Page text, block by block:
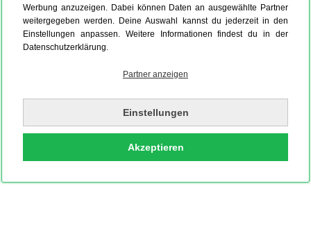
Werbung anzuzeigen. Dabei können Daten an ausgewählte Partner
weitergegeben werden. Deine Auswahl kannst du jederzeit in den
Einstellungen anpassen. Weitere Informationen findest du in der
Datenschutzerklärung.
Partner anzeigen
Einstellungen
Akzeptieren